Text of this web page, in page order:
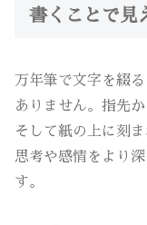
書くことで見
万年筆で文字を綴
ありません。指先
そして紙の上に刻
思考や感情をより
す。